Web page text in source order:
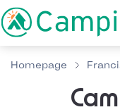
Homepage